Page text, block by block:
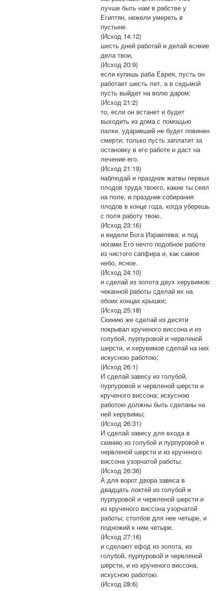
лучше быть нам в рабстве у
Египтян, нежели умереть в
пустыне.
(Исход 14:12)
шесть дней работай и делай всякие
дела твои,
(Исход 20:9)
если купишь раба Еврея, пусть он
работает шесть лет, а в седьмой
пусть выйдет на волю даром;
(Исход 21:2)
то, если он встанет и будет
выходить из дома с помощью
палки, ударивший не будет повинен
смерти; только пусть заплатит за
остановку в его работе и даст на
лечение его.
(Исход 21:19)
наблюдай и праздник жатвы первых
плодов труда твоего, какие ты сеял
на поле, и праздник собирания
плодов в конце года, когда уберешь
с поля работу твою.
(Исход 23:16)
и видели Бога Израилева; и под
ногами Его нечто подобное работе
из чистого сапфира и, как самое
небо, ясное.
(Исход 24:10)
и сделай из золота двух херувимов:
чеканной работы сделай их на
обоих концах крышки;
(Исход 25:18)
Скинию же сделай из десяти
покрывал крученого виссона и из
голубой, пурпуровой и червленой
шерсти, и херувимов сделай на них
искусною работою;
(Исход 26:1)
И сделай завесу из голубой,
пурпуровой и червленой шерсти и
крученого виссона; искусною
работою должны быть сделаны на
ней херувимы;
(Исход 26:31)
И сделай завесу для входа в
скинию из голубой и пурпуровой и
червленой шерсти и из крученого
виссона узорчатой работы;
(Исход 26:36)
А для ворот двора завеса в
двадцать локтей из голубой и
пурпуровой и червленой шерсти и
из крученого виссона узорчатой
работы; столбов для нее четыре, и
подножий к ним четыре.
(Исход 27:16)
и сделают ефод из золота, из
голубой, пурпуровой и червленой
шерсти, и из крученого виссона,
искусною работою.
(Исход 28:6)